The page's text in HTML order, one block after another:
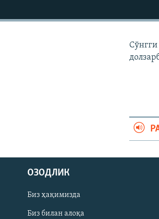
На русском
ИЖТИМОИЙ ТАРМОҚЛАР
ОЗОДЛИК
Биз ҳақимизда
Биз билан алоқа